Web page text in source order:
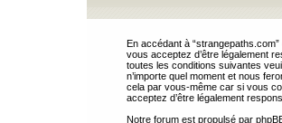
En accédant à “strangepaths.com”
vous acceptez d’être légalement
toutes les conditions suivantes
n’importe quel moment et nous
cela par vous-même car si vous
acceptez d’être légalement
Notre forum est propulsé par phpBB